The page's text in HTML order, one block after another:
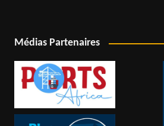
Médias Partenaires